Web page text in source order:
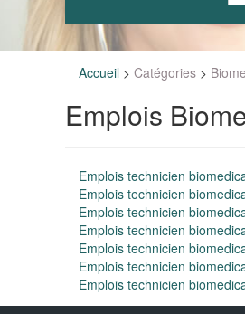
Accueil > Catégories >
Emplois
Emplois technicien
Emplois technicien
Emplois technicien
Emplois technicien
Emplois technicien
Emplois technicien
Emplois technicien